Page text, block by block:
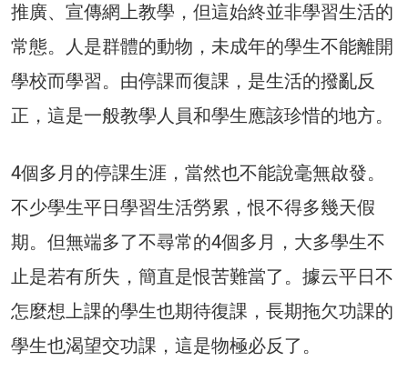
推廣、宣傳網上教學，但這始終並非學習生活的
常態。人是群體的動物，未成年的學生不能離開
學校而學習。由停課而復課，是生活的撥亂反
正，這是一般教學人員和學生應該珍惜的地方。
4個多月的停課生涯，當然也不能說毫無啟發。
不少學生平日學習生活勞累，恨不得多幾天假
期。但無端多了不尋常的4個多月，大多學生不
止是若有所失，簡直是恨苦難當了。據云平日不
怎麼想上課的學生也期待復課，長期拖欠功課的
學生也渴望交功課，這是物極必反了。